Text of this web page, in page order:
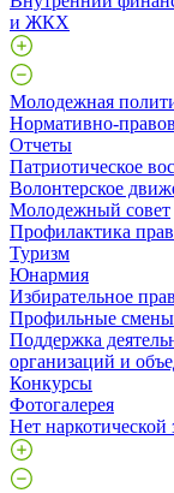
и ЖКХ
Молодежная
Нормативно-
Отчеты
Патриотическое
Волонтерское
Молодежный совет
Профилактика
Туризм
Юнармия
Избирательное
Профильные смены
Поддержка
организаций и
Конкурсы
Фотогалерея
Нет наркотической